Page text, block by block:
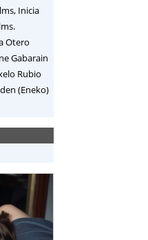
Inicia
Otero
Gabarain
Rubio
(Eneko)